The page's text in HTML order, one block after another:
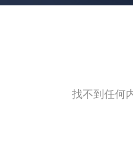
找不到任何